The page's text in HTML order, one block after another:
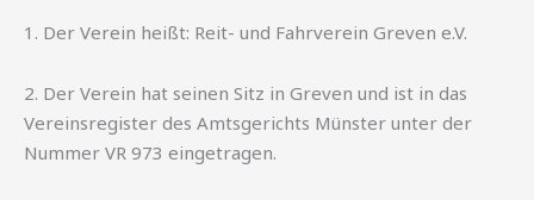
1. Der Verein heißt: Reit- und Fahrverein Greven e.V.
2. Der Verein hat seinen Sitz in Greven und ist in das
Vereinsregister des Amtsgerichts Münster unter der
Nummer VR 973 eingetragen.